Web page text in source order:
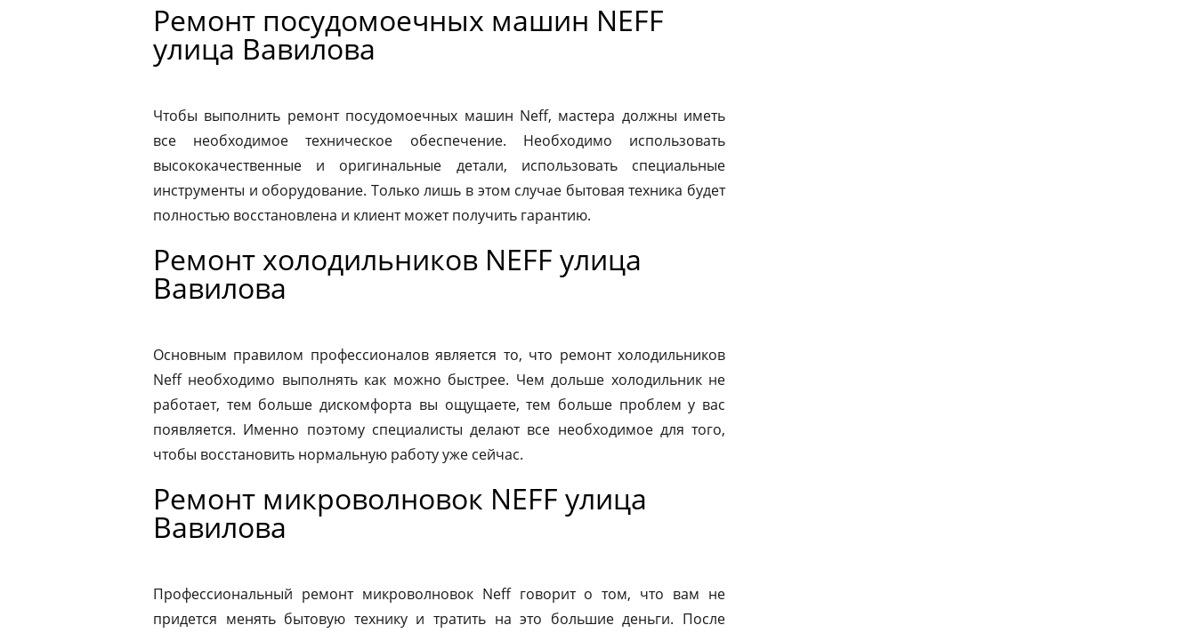
Ремонт посудомоечных машин NEFF
улица Вавилова
Чтобы выполнить ремонт посудомоечных машин Neff, мастера должны иметь
все необходимое техническое обеспечение. Необходимо использовать
высококачественные и оригинальные детали, использовать специальные
инструменты и оборудование. Только лишь в этом случае бытовая техника будет
полностью восстановлена и клиент может получить гарантию.
Ремонт холодильников NEFF улица
Вавилова
Основным правилом профессионалов является то, что ремонт холодильников
Neff необходимо выполнять как можно быстрее. Чем дольше холодильник не
работает, тем больше дискомфорта вы ощущаете, тем больше проблем у вас
появляется. Именно поэтому специалисты делают все необходимое для того,
чтобы восстановить нормальную работу уже сейчас.
Ремонт микроволновок NEFF улица
Вавилова
Профессиональный ремонт микроволновок Neff говорит о том, что вам не
придется менять бытовую технику и тратить на это большие деньги. После